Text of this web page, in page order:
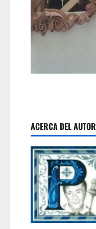
ACERCA DEL AUTOR